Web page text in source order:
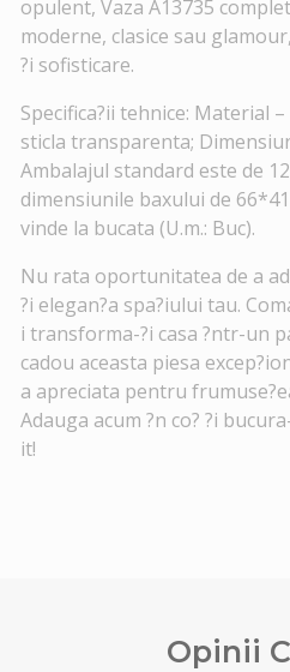
opulent, Vaza A13735
moderne, clasice sau
?i sofisticare.
Specifica?ii tehnice: Material
sticla transparenta;
Ambalajul standard este de
dimensiunile baxului de
vinde la bucata (U.m.: Buc).
Nu rata oportunitatea de a
?i elegan?a spa?iului tau.
i transforma-?i casa ?ntr-un
cadou aceasta piesa
a apreciata pentru
Adauga acum ?n co? ?i
it!
Opinii